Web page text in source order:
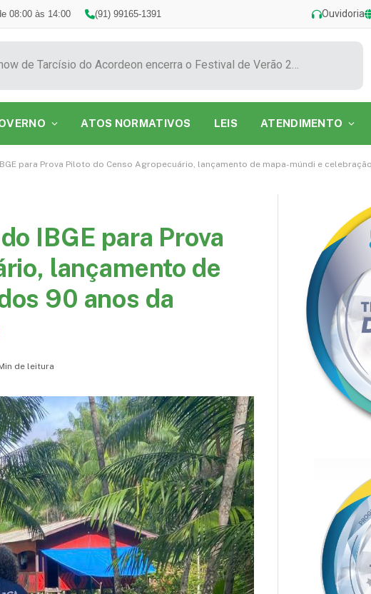
08:00 às 14:00 (91) 99165-1391 Ouvidoria
Show de Tarcísio do Acordeon encerra o Festival de Verão 2026 na Praia do Caripi
ATOS NORMATIVOS LEIS ATENDIMENTO
para Prova Piloto do Censo Agropecuário, lançamento de mapa-múndi e celebração
IBGE para Prova
lançamento de
90 anos da
de leitura